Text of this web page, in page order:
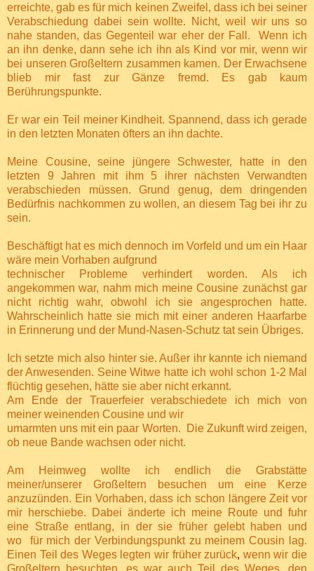
erreichte, gab es für mich keinen Zweifel, dass ich bei seiner
Verabschiedung dabei sein wollte. Nicht, weil wir uns so
nahe standen, das Gegenteil war eher der Fall.
Wenn ich
an ihn denke, dann sehe ich ihn als Kind vor mir, wenn wir
bei unseren Großeltern zusammen kamen. Der Erwachsene
blieb mir fast zur Gänze fremd. Es gab kaum
Berührungspunkte.
Er war ein Teil meiner Kindheit. Spannend, dass ich gerade
in den letzten Monaten öfters an ihn dachte.
Meine Cousine, seine jüngere Schwester, hatte in den
letzten 9 Jahren mit ihm 5 ihrer nächsten Verwandten
verabschieden müssen. Grund genug, dem dringenden
Bedürfnis nachkommen zu wollen, an diesem Tag bei ihr zu
sein.
Beschäftigt hat es mich dennoch im Vorfeld und um ein Haar
wäre mein Vorhaben aufgrund
technischer Probleme verhindert worden. Als ich
angekommen war, nahm mich meine Cousine zunächst gar
nicht richtig wahr, obwohl ich sie angesprochen hatte.
Wahrscheinlich hatte sie mich mit einer anderen Haarfarbe
in Erinnerung und der Mund-Nasen-Schutz tat sein Übriges.
Ich setzte mich also hinter sie. Außer ihr kannte ich niemand
der Anwesenden. Seine Witwe hatte ich wohl schon 1-2 Mal
flüchtig gesehen, hätte sie aber nicht erkannt.
Am Ende der Trauerfeier verabschiedete ich mich von
meiner weinenden Cousine und wir
umarmten uns mit ein paar Worten.
Die Zukunft wird zeigen,
ob neue Bande wachsen oder nicht.
Am Heimweg wollte ich endlich die Grabstätte
meiner/unserer Großeltern besuchen um eine Kerze
anzuzünden. Ein Vorhaben, dass ich schon längere Zeit vor
mir herschiebe. Dabei änderte ich meine Route und fuhr
eine Straße entlang, in der sie früher gelebt haben und
wo
für mich der Verbindungspunkt zu meinem Cousin lag.
Einen Teil des Weges legten wir früher zurück, wenn wir die
Großeltern besuchten, es war auch Teil des Weges, den